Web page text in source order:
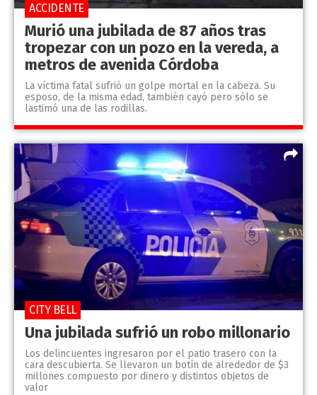
Murió una jubilada de 87 años tras
tropezar con un pozo en la vereda, a
metros de avenida Córdoba
La víctima fatal sufrió un golpe mortal en la cabeza. Su
esposo, de la misma edad, también cayó pero sólo se
lastimó una de las rodillas.
ACCIDENTE
Una jubilada sufrió un robo millonario
Los delincuentes ingresaron por el patio trasero con la
cara descubierta. Se llevaron un botín de alrededor de $3
millones compuesto por dinero y distintos objetos de
valor
CITY BELL